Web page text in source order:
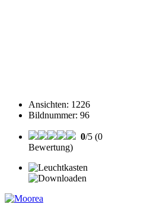
Ansichten: 1226
Bildnummer: 96
0/5 (0
Bewertung)